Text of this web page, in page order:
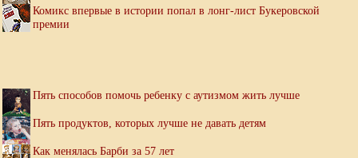
Комикс впервые в истории попал в лонг-лист Букеровской
премии
Пять способов помочь ребенку с аутизмом жить лучше
Пять продуктов, которых лучше не давать детям
Как менялась Барби за 57 лет